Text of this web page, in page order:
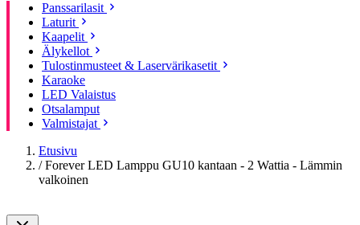
Panssarilasit
Laturit
Kaapelit
Älykellot
Tulostinmusteet & Laservärikasetit
Karaoke
LED Valaistus
Otsalamput
Valmistajat
Etusivu
/ Forever LED Lamppu GU10 kantaan - 2 Wattia - Lämmin
valkoinen